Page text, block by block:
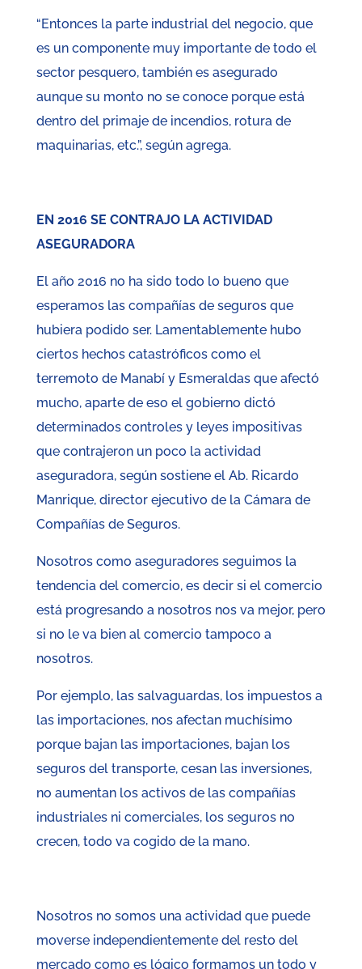
“Entonces la parte industrial del negocio, que
es un componente muy importante de todo el
sector pesquero, también es asegurado
aunque su monto no se conoce porque está
dentro del primaje de incendios, rotura de
maquinarias, etc.”, según agrega.
EN 2016 SE CONTRAJO LA ACTIVIDAD
ASEGURADORA
El año 2016 no ha sido todo lo bueno que
esperamos las compañías de seguros que
hubiera podido ser. Lamentablemente hubo
ciertos hechos catastróficos como el
terremoto de Manabí y Esmeraldas que afectó
mucho, aparte de eso el gobierno dictó
determinados controles y leyes impositivas
que contrajeron un poco la actividad
aseguradora, según sostiene el Ab. Ricardo
Manrique, director ejecutivo de la Cámara de
Compañías de Seguros.
Nosotros como aseguradores seguimos la
tendencia del comercio, es decir si el comercio
está progresando a nosotros nos va mejor, pero
si no le va bien al comercio tampoco a
nosotros.
Por ejemplo, las salvaguardas, los impuestos a
las importaciones, nos afectan muchísimo
porque bajan las importaciones, bajan los
seguros del transporte, cesan las inversiones,
no aumentan los activos de las compañías
industriales ni comerciales, los seguros no
crecen, todo va cogido de la mano.
Nosotros no somos una actividad que puede
moverse independientemente del resto del
mercado como es lógico formamos un todo y